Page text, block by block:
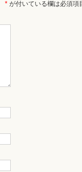
* が付いている欄は必須項